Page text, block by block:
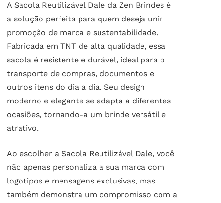
A Sacola Reutilizável Dale da Zen Brindes é
a solução perfeita para quem deseja unir
promoção de marca e sustentabilidade.
Fabricada em TNT de alta qualidade, essa
sacola é resistente e durável, ideal para o
transporte de compras, documentos e
outros itens do dia a dia. Seu design
moderno e elegante se adapta a diferentes
ocasiões, tornando-a um brinde versátil e
atrativo.
Ao escolher a Sacola Reutilizável Dale, você
não apenas personaliza a sua marca com
logotipos e mensagens exclusivas, mas
também demonstra um compromisso com a